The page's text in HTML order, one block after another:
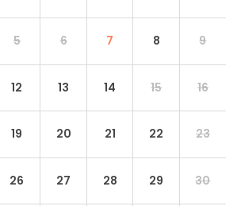
5 6 7 8 9
12 13 14 15 16
19 20 21 22 23
26 27 28 29 30